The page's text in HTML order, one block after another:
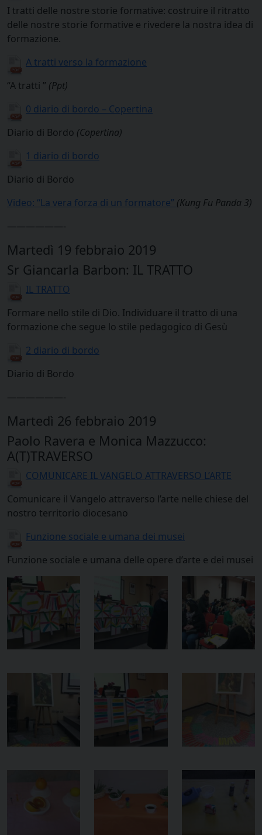
I tratti delle nostre storie formative: costruire il ritratto
delle nostre storie formative e rivedere la nostra idea di
formazione.
A tratti verso la formazione
“A tratti ” (Ppt)
0 diario di bordo – Copertina
Diario di Bordo (Copertina)
1 diario di bordo
Diario di Bordo
Video: “La vera forza di un formatore” (Kung Fu Panda 3)
——————-
Martedì 19 febbraio 2019
Sr Giancarla Barbon: IL TRATTO
IL TRATTO
Formare nello stile di Dio. Individuare il tratto di una
formazione che segue lo stile pedagogico di Gesù
2 diario di bordo
Diario di Bordo
——————-
Martedì 26 febbraio 2019
Paolo Ravera e Monica Mazzucco:
A(T)TRAVERSO
COMUNICARE IL VANGELO ATTRAVERSO L’ARTE
Comunicare il Vangelo attraverso l’arte nelle chiese del
nostro territorio diocesano
Funzione sociale e umana dei musei
Funzione sociale e umana delle opere d’arte e dei musei